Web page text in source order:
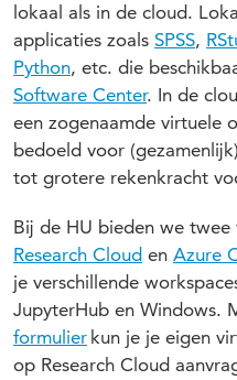
lokaal als in de cloud.
applicaties zoals SPSS,
Python, etc. die
Software Center. In de
een zogenaamde virtuele
bedoeld voor
tot grotere rekenkracht
Bij de HU bieden we twee
Research Cloud en Azure
je verschillende
JupyterHub en Windows.
formulier kun je je eigen
op Research Cloud